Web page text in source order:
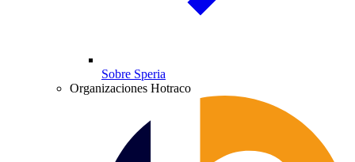
Sobre Speria
Organizaciones Hotraco